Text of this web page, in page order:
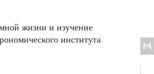
жизни и изучение
института